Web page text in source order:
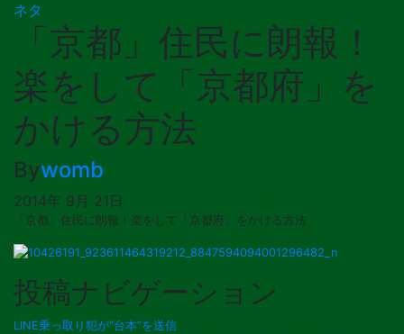
ネタ
「京都」住民に朗報！
楽をして「京都府」を
かける方法
Bywomb
2014年 9月 21日
「京都」住民に朗報！楽をして「京都府」をかける方法
投稿ナビゲーション
LINE乗っ取り犯が“台本”を送信